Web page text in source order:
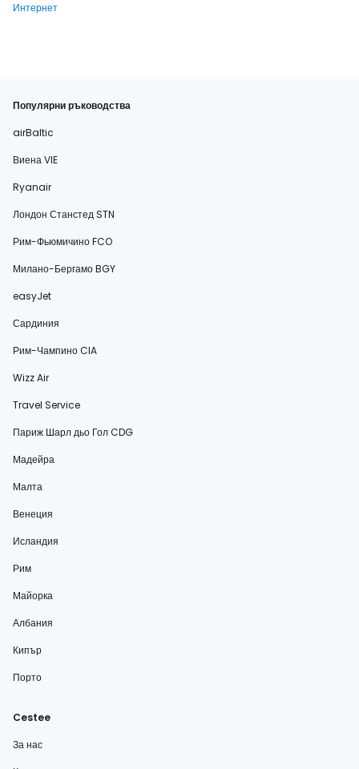
Интернет
Популярни ръководства
airBaltic
Виена VIE
Ryanair
Лондон Станстед STN
Рим-Фьюмичино FCO
Милано-Бергамо BGY
easyJet
Сардиния
Рим-Чампино CIA
Wizz Air
Travel Service
Париж Шарл дьо Гол CDG
Мадейра
Малта
Венеция
Исландия
Рим
Майорка
Албания
Кипър
Порто
Cestee
За нас